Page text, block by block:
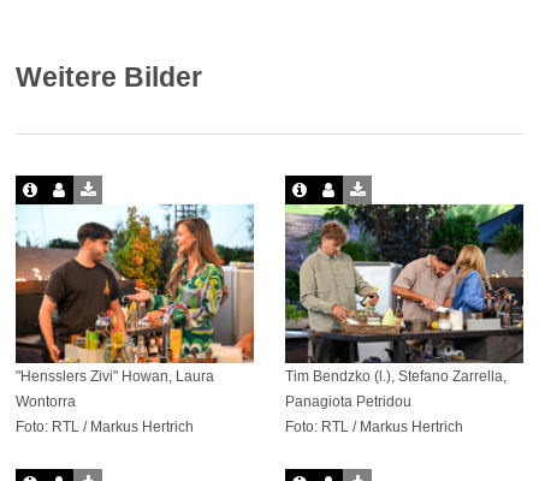
Weitere Bilder
"Hensslers Zivi" Howan, Laura
Wontorra
Foto: RTL / Markus Hertrich
Tim Bendzko (l.), Stefano Zarrella,
Panagiota Petridou
Foto: RTL / Markus Hertrich